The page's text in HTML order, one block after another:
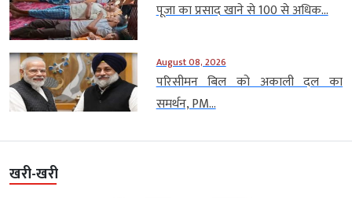
पूजा का प्रसाद खाने से 100 से अधिक...
August 08, 2026
परिसीमन बिल को अकाली दल का
समर्थन, PM...
खरी-खरी